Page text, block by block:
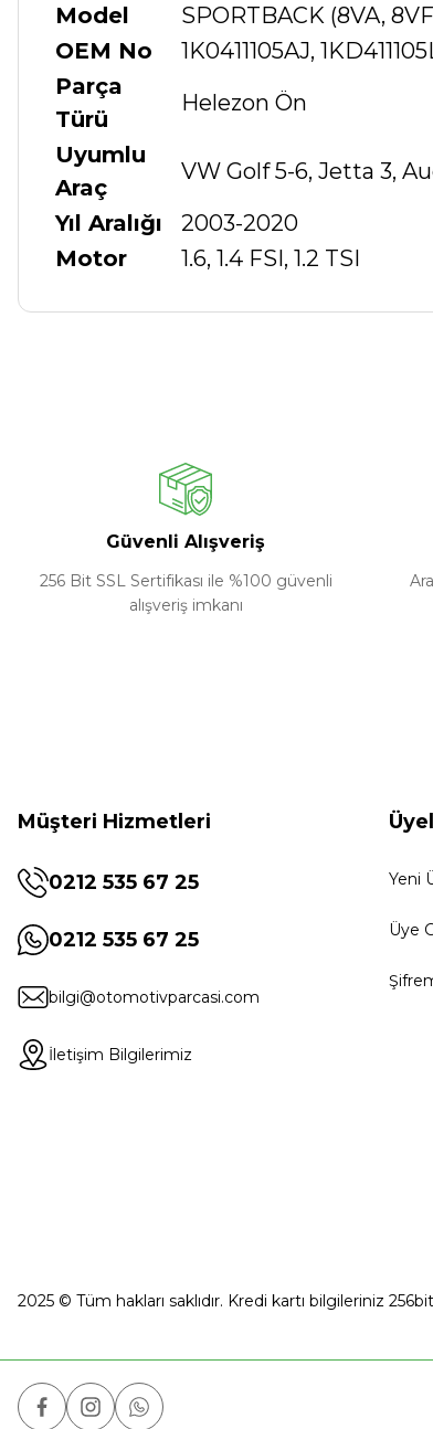
Model
SPORTBACK (8VA,
OEM No
1K0411105AJ,
Parça
Türü
Helezon Ön
Uyumlu
Araç
VW Golf 5-6, Jetta 3,
Yıl Aralığı
2003-2020
Motor
1.6, 1.4 FSI, 1.2 TSI
Güvenli Alışveriş
256 Bit SSL Sertifikası ile %100 güvenli
alışveriş imkanı
Müşteri Hizmetleri
0212 535 67 25
0212 535 67 25
bilgi@otomotivparcasi.com
İletişim Bilgilerimiz
Yeni
Üye
2025 © Tüm hakları saklıdır. Kredi kartı bilgileriniz